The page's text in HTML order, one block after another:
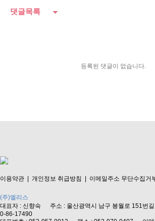
댓글목록
등록된 댓글이 없습니다.
이용약관 개인정보 취급방침 이메일주소 무단수집거
(주)엘리스
대표자 : 신향숙 주소 : 울산광역시 남구 봉월로 151번
0-86-17490